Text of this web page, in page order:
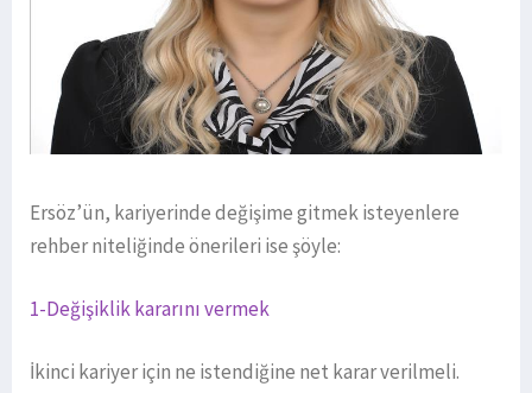
Ersöz’ün, kariyerinde değişime gitmek isteyenlere
rehber niteliğinde önerileri ise şöyle:
1-Değişiklik kararını vermek
İkinci kariyer için ne istendiğine net karar verilmeli.